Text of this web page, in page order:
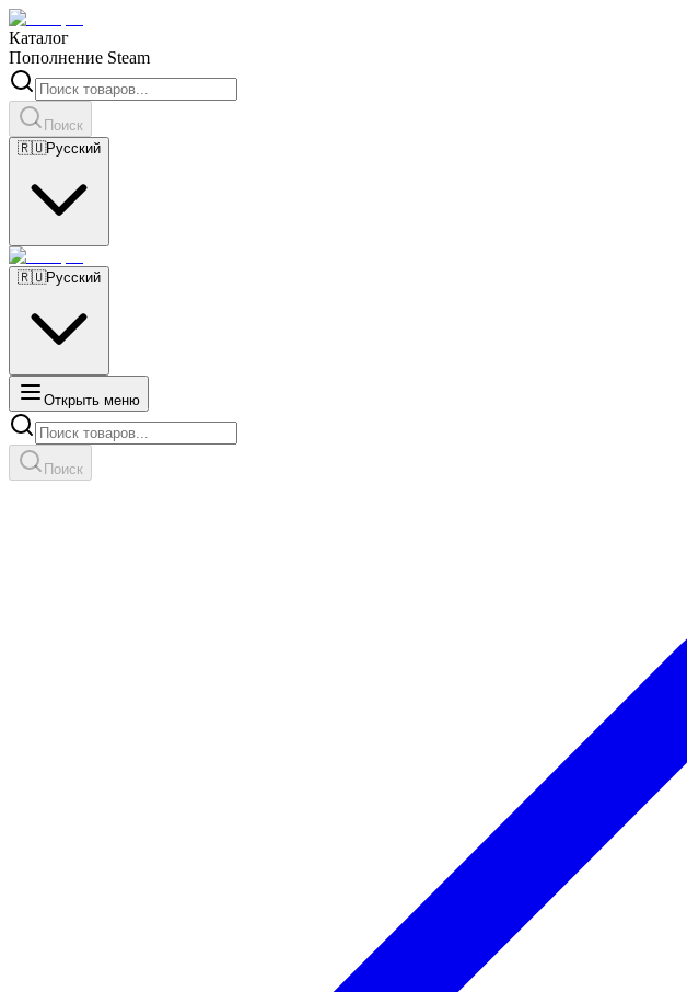
Каталог
Пополнение Steam
Поиск
🇷🇺Русский
🇷🇺Русский
Открыть меню
Поиск